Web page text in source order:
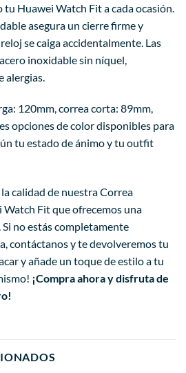
Huawei Watch Fit a cada ocasión.
asegura un cierre firme y
se caiga accidentalmente. Las
inoxidable sin níquel,
alergias.
120mm, correa corta: 89mm,
opciones de color disponibles para
tu estado de ánimo y tu outfit
calidad de nuestra Correa
Fit que ofrecemos una
no estás completamente
contáctanos y te devolveremos tu
y añade un toque de estilo a tu
¡Compra ahora y disfruta de